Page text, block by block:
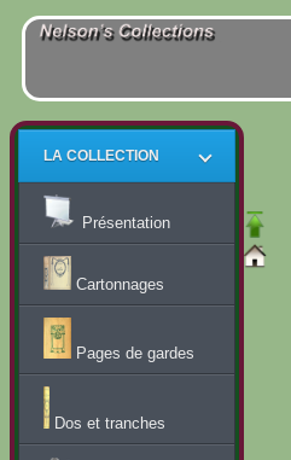
LA COLLECTION
Présentation
Cartonnages
Pages de gardes
Dos et tranches